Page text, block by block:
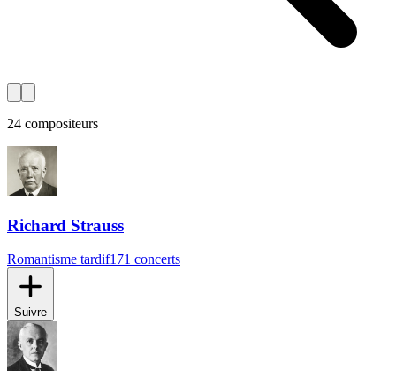
24 compositeurs
Richard Strauss
Romantisme tardif171 concerts
Suivre